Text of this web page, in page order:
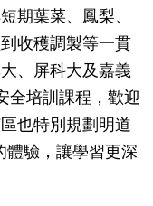
期葉菜、鳳梨、
收穫調製等一貫
、屏科大及嘉義
全培訓課程，歡迎
也特別規劃明道
體驗，讓學習更深